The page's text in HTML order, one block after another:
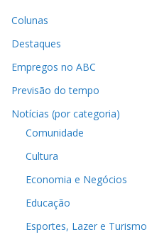
Colunas
Destaques
Empregos no ABC
Previsão do tempo
Notícias (por categoria)
Comunidade
Cultura
Economia e Negócios
Educação
Esportes, Lazer e Turismo